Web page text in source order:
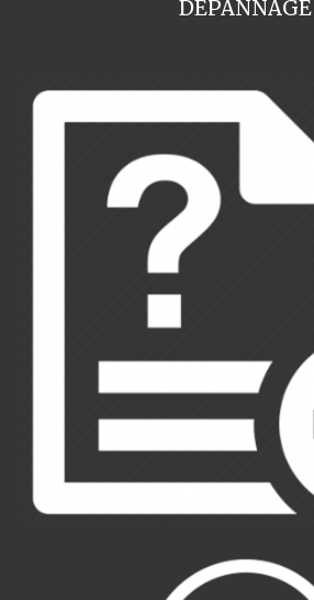
DEPANNAGE